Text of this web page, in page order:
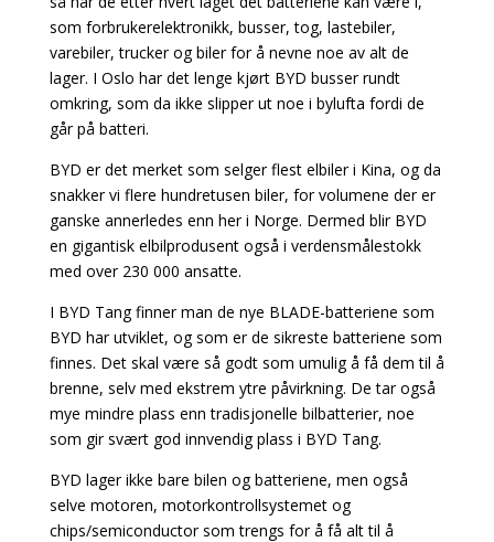
som forbrukerelektronikk, busser, tog, lastebiler,
varebiler, trucker og biler for å nevne noe av alt de
lager. I Oslo har det lenge kjørt BYD busser rundt
omkring, som da ikke slipper ut noe i bylufta fordi de
går på batteri.
BYD er det merket som selger flest elbiler i Kina, og da
snakker vi flere hundretusen biler, for volumene der er
ganske annerledes enn her i Norge. Dermed blir BYD
en gigantisk elbilprodusent også i verdensmålestokk
med over 230 000 ansatte.
I BYD Tang finner man de nye BLADE-batteriene som
BYD har utviklet, og som er de sikreste batteriene som
finnes. Det skal være så godt som umulig å få dem til å
brenne, selv med ekstrem ytre påvirkning. De tar også
mye mindre plass enn tradisjonelle bilbatterier, noe
som gir svært god innvendig plass i BYD Tang.
BYD lager ikke bare bilen og batteriene, men også
selve motoren, motorkontrollsystemet og
chips/semiconductor som trengs for å få alt til å